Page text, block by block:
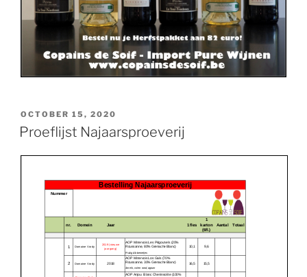
POSTED
ON
OCTOBER 15, 2020
Proeflijst Najaarsproeverij